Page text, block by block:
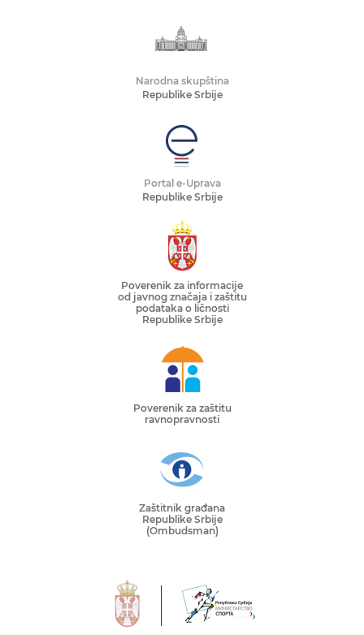
Narodna skupština
Republike Srbije
Portal e-Uprava
Republike Srbije
Poverenik za informacije
od javnog značaja i zaštitu
podataka o ličnosti
Republike Srbije
Poverenik za zaštitu
ravnopravnosti
Zaštitnik građana
Republike Srbije
(Ombudsman)